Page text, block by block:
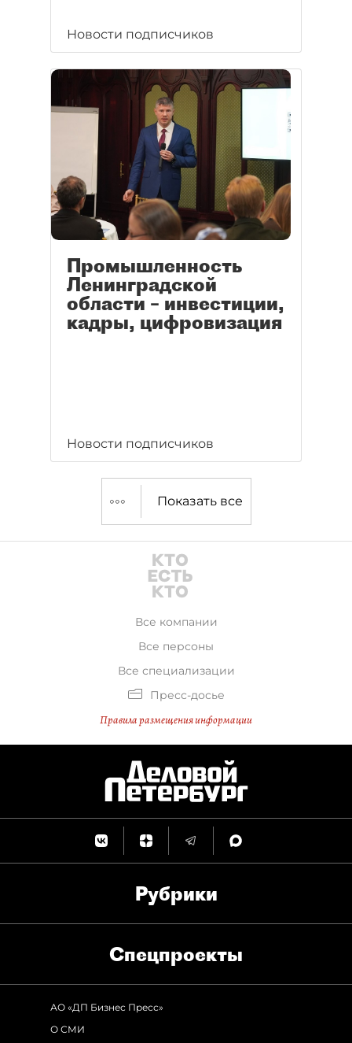
Новости подписчиков
Промышленность
Ленинградской
области – инвестиции,
кадры, цифровизация
Новости подписчиков
Показать все
Все компании
Все персоны
Все специализации
Пресс-досье
Правила размещения информации
Рубрики
Спец­проекты
АО «ДП Бизнес Пресс»
О СМИ